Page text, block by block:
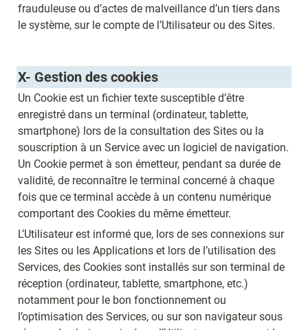
frauduleuse ou d’actes de malveillance d’un tiers dans
le système, sur le compte de l’Utilisateur ou des Sites.
X- Gestion des cookies
Un Cookie est un fichier texte susceptible d’être
enregistré dans un terminal (ordinateur, tablette,
smartphone) lors de la consultation des Sites ou la
souscription à un Service avec un logiciel de navigation.
Un Cookie permet à son émetteur, pendant sa durée de
validité, de reconnaître le terminal concerné à chaque
fois que ce terminal accède à un contenu numérique
comportant des Cookies du même émetteur.
L’Utilisateur est informé que, lors de ses connexions sur
les Sites ou les Applications et lors de l’utilisation des
Services, des Cookies sont installés sur son terminal de
réception (ordinateur, tablette, smartphone, etc.)
notamment pour le bon fonctionnement ou
l’optimisation des Services, ou sur son navigateur sous